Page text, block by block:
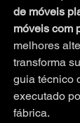
de móveis
móveis com
melhores
transforma
guia técnico
executado
fábrica.